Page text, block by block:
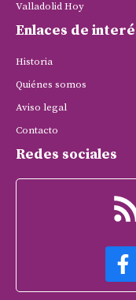
Valladolid Hoy
Enlaces de
Historia
Quiénes somos
Aviso legal
Contacto
Redes sociales